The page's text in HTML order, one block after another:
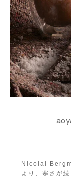
Nicolai
より、寒さが